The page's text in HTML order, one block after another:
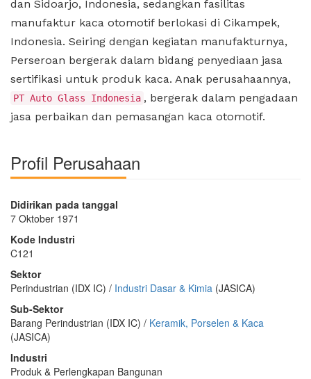
dan Sidoarjo, Indonesia, sedangkan fasilitas
manufaktur kaca otomotif berlokasi di Cikampek,
Indonesia. Seiring dengan kegiatan manufakturnya,
Perseroan bergerak dalam bidang penyediaan jasa
sertifikasi untuk produk kaca. Anak perusahaannya,
PT Auto Glass Indonesia , bergerak dalam pengadaan
jasa perbaikan dan pemasangan kaca otomotif.
Profil Perusahaan
Didirikan pada tanggal
7 Oktober 1971
Kode Industri
C121
Sektor
Perindustrian (IDX IC) / Industri Dasar & Kimia (JASICA)
Sub-Sektor
Barang Perindustrian (IDX IC) / Keramik, Porselen & Kaca
(JASICA)
Industri
Produk & Perlengkapan Bangunan